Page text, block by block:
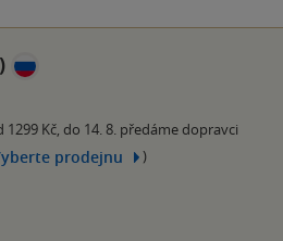
)
1299 Kč, do 14. 8. předáme dopravci
prodejnu )